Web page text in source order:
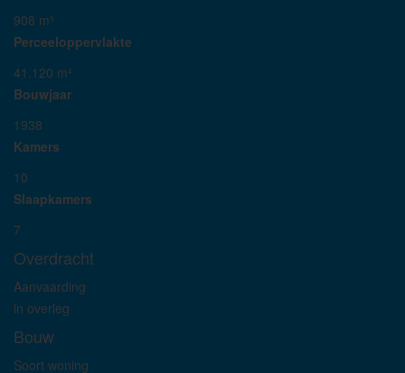
908 m³
Perceeloppervlakte
41.120 m²
Bouwjaar
1938
Kamers
10
Slaapkamers
7
Overdracht
Aanvaarding
in overleg
Bouw
Soort woning